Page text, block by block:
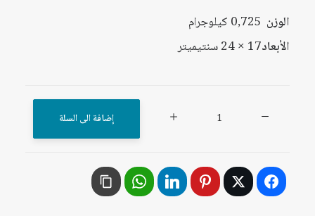
الوزن 0,725 كيلوجرام
الأبعاد17 × 24 سنتيميتر
لإنتاج
واكتساب
إضافة الى السلة